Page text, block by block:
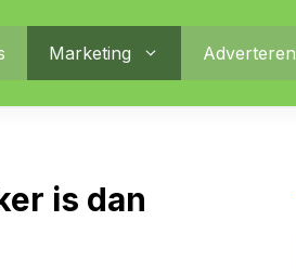
Marketing Adverteren
is dan